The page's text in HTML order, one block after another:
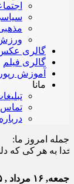
گالری
گالری فیلم
آموزش
مانا
تماس
جمله امروز ما:
به هر کی که دلش
جمعه, ۱۶ مرداد , ۱۴۰۵